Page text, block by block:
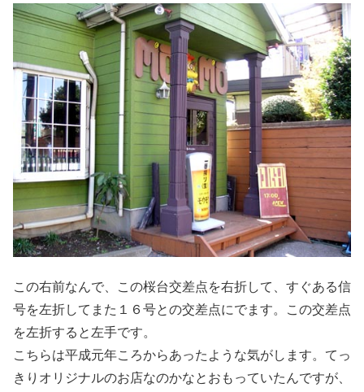
この右前なんで、この桜台交差点を右折して、すぐある信
号を左折してまた１６号との交差点にでます。この交差点
を左折すると左手です。
こちらは平成元年ころからあったような気がします。てっ
きりオリジナルのお店なのかなとおもっていたんですが、